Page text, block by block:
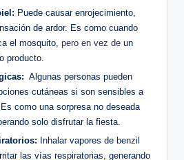
Puede causar enrojecimiento,
de ‌ardor. Es como ‌cuando
el mosquito, pero en vez de un
producto.
​ Algunas personas pueden
cutáneas si⁤ son sensibles a
como⁢ una sorpresa no deseada
solo disfrutar la fiesta.
Inhalar vapores de benzil
las​ vías respiratorias, generando